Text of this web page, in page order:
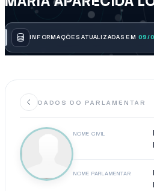
INFORMAÇÕES ATUALIZADAS EM 09/
DADOS DO PARLAMENTAR
NOME CIVIL
NOME PARLAMENTAR